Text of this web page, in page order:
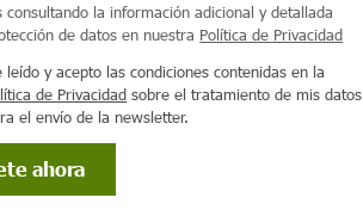
consultando la información adicional y detallada
de datos en nuestra Política de Privacidad
leído y acepto las condiciones contenidas en la
de Privacidad sobre el tratamiento de mis datos
el envío de la newsletter.